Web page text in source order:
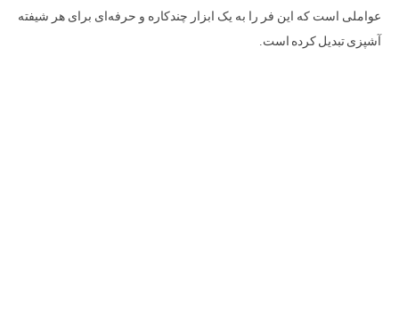
عواملی است که این فر را به یک ابزار چندکاره و حرفه‌ای برای هر شیفته
آشپزی تبدیل کرده است.